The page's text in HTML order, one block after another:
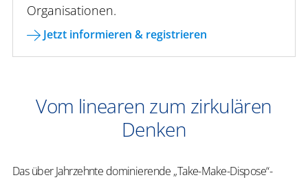
Organisationen.
Jetzt informieren & registrieren
Vom linearen zum zirkulären
Denken
Das über Jahrzehnte dominierende „Take-Make-Dispose“-